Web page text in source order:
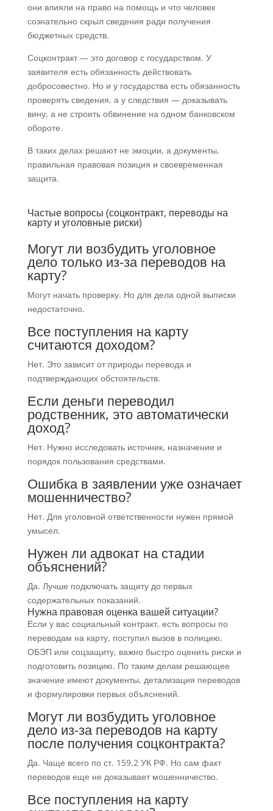
они влияли на право на помощь и что человек
сознательно скрыл сведения ради получения
бюджетных средств.
Соцконтракт — это договор с государством. У
заявителя есть обязанность действовать
добросовестно. Но и у государства есть обязанность
проверять сведения, а у следствия — доказывать
вину, а не строить обвинение на одном банковском
обороте.
В таких делах решают не эмоции, а документы,
правильная правовая позиция и своевременная
защита.
Частые вопросы (соцконтракт, переводы на
карту и уголовные риски)
Могут ли возбудить уголовное
дело только из-за переводов на
карту?
Могут начать проверку. Но для дела одной выписки
недостаточно.
Все поступления на карту
считаются доходом?
Нет. Это зависит от природы перевода и
подтверждающих обстоятельств.
Если деньги переводил
родственник, это автоматически
доход?
Нет. Нужно исследовать источник, назначение и
порядок пользования средствами.
Ошибка в заявлении уже означает
мошенничество?
Нет. Для уголовной ответственности нужен прямой
умысел.
Нужен ли адвокат на стадии
объяснений?
Да. Лучше подключать защиту до первых
содержательных показаний.
Нужна правовая оценка вашей ситуации?
Если у вас социальный контракт, есть вопросы по
переводам на карту, поступил вызов в полицию,
ОБЭП или соцзащиту, важно быстро оценить риски и
подготовить позицию. По таким делам решающее
значение имеют документы, детализация переводов
и формулировки первых объяснений.
Могут ли возбудить уголовное
дело из-за переводов на карту
после получения соцконтракта?
Да. Чаще всего по ст. 159.2 УК РФ. Но сам факт
переводов еще не доказывает мошенничество.
Все поступления на карту